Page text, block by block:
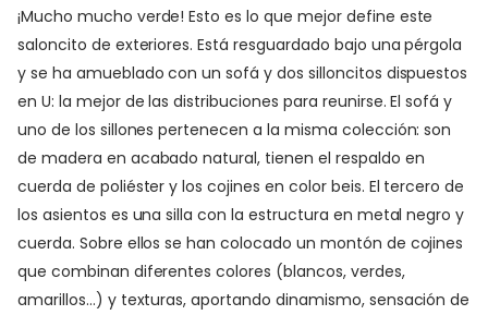
¡Mucho mucho verde! Esto es lo que mejor define este
saloncito de exteriores. Está resguardado bajo una pérgola
y se ha amueblado con un sofá y dos silloncitos dispuestos
en U: la mejor de las distribuciones para reunirse. El sofá y
uno de los sillones pertenecen a la misma colección: son
de madera en acabado natural, tienen el respaldo en
cuerda de poliéster y los cojines en color beis. El tercero de
los asientos es una silla con la estructura en metal negro y
cuerda. Sobre ellos se han colocado un montón de cojines
que combinan diferentes colores (blancos, verdes,
amarillos…) y texturas, aportando dinamismo, sensación de